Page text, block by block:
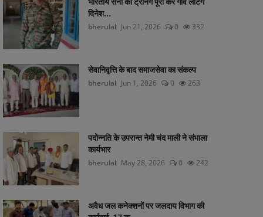
दिनेश...
bherulal Jun 21, 2026 0 332
सेवानिवृत्ति के बाद समाजसेवा का संकल्प
bherulal Jun 1, 2026 0 263
पदोन्नति के उपरान्त नेमी चंद माली ने संभाला
कार्यभार
bherulal May 28, 2026 0 242
अवैध जल कनेक्शनों पर जलदाय विभाग की